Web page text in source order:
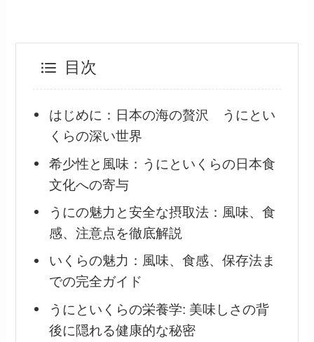
目次
はじめに：日本の海の贅沢 うにとい
くらの深い世界
希少性と風味：うにといくらの日本食
文化への寄与
うにの魅力と安全な摂取法：風味、食
感、注意点を徹底解説
いくらの魅力：風味、食感、保存法ま
での完全ガイド
うにといくらの栄養学: 美味しさの背
後に隠れる健康的な秘密